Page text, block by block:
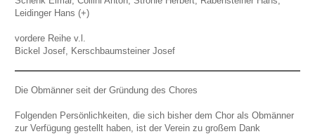
Leidinger Hans (+)
vordere Reihe v.l.
Bickel Josef, Kerschbaumsteiner Josef
Die Obmänner seit der Gründung des Chores
Folgenden Persönlichkeiten, die sich bisher dem Chor als Obmänner
zur Verfügung gestellt haben, ist der Verein zu großem Dank